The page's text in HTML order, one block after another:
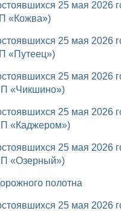
«Кожва»)
«Путеец»)
«Чикшино»)
«Каджером»)
«Озерный»)
полотна